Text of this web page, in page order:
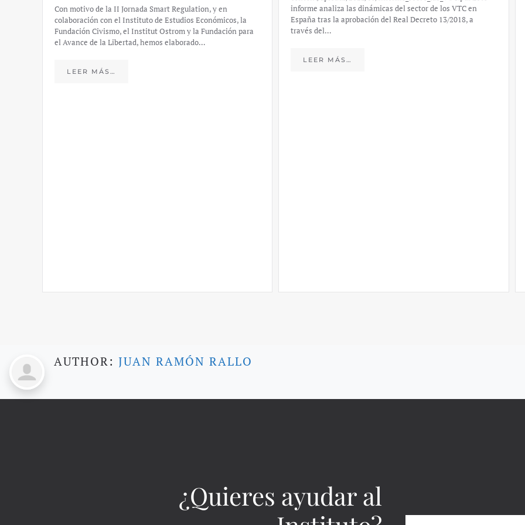
informe analiza las dinámicas del sector de los VTC en
España tras la aprobación del Real Decreto 13/2018, a
través del…
https://ijmpre2.katarsisdigital.com/wp-
content/uploads/2023/03/caso-silicon-valley-ufm-market-
trends.pdf El último informe de Market Trends, elaborado
AUTHOR: JUAN RAMÓN RALLO
¿Quieres ayudar al